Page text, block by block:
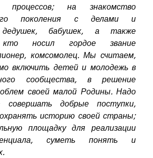
процессов; на знакомство
поколения с делами и
дедушек, бабушек, а также
кто носил гордое звание
комсомолец. Мы считаем,
включить детей и молодежь в
сообщества, в решение
своей малой Родины. Надо
совершать добрые поступки,
историю своей страны;
площадку для реализации
суметь понять и